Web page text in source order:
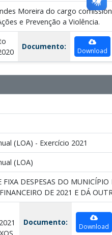
Moreira do cargo
e Prevenção a Violência.
Documento: Download
(LOA) - Exercício 2021
(LOA)
FIXA DESPESAS DO
DE 2021 E DÁ
Documento: Download